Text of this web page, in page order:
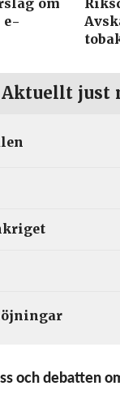
om
e-
Aktuellt just
och debatten